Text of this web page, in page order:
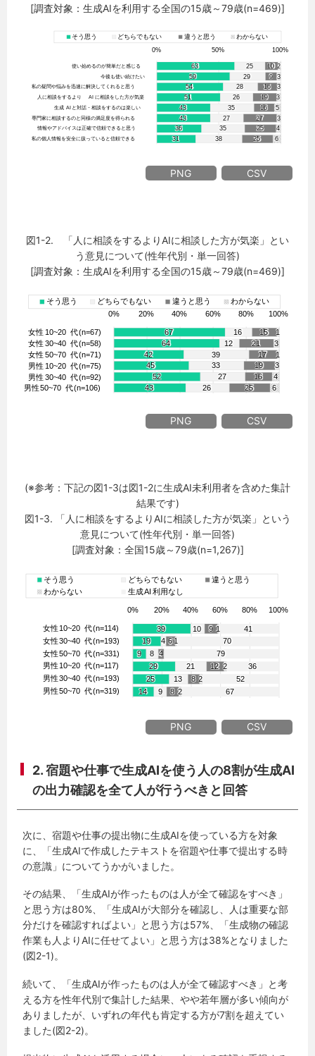
[調査対象：生成AIを利用する全国の15歳～79歳(n=469)]
PNG CSV
図1-2. 「人に相談をするよりAIに相談した方が気楽」とい
う意見について(性年代別・単一回答)
[調査対象：生成AIを利用する全国の15歳～79歳(n=469)]
PNG CSV
(※参考：下記の図1-3は図1-2に生成AI未利用者を含めた集計
結果です)
図1-3. 「人に相談をするよりAIに相談した方が気楽」という
意見について(性年代別・単一回答)
[調査対象：全国15歳～79歳(n=1,267)]
PNG CSV
2. 宿題や仕事で生成AIを使う人の8割が生成AI
の出力確認を全て人が行うべきと回答
次に、宿題や仕事の提出物に生成AIを使っている方を対象
に、「生成AIで作成したテキストを宿題や仕事で提出する時
の意識」についてうかがいました。
その結果、「生成AIが作ったものは人が全て確認をすべき」
と思う方は80%、「生成AIが大部分を確認し、人は重要な部
分だけを確認すればよい」と思う方は57%、「生成物の確認
作業も人よりAIに任せてよい」と思う方は38%となりました
(図2-1)。
続いて、「生成AIが作ったものは人が全て確認すべき」と考
える方を性年代別で集計した結果、やや若年層が多い傾向が
ありましたが、いずれの年代も肯定する方が7割を超えてい
ました(図2-2)。